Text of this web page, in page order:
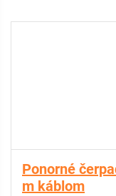
Ponorné
m káblom